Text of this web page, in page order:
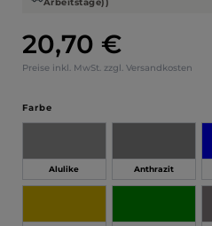
Regulärer Preis:
20,70 €
Preise inkl. MwSt. zzgl. Versandkosten
Farbeauswählen
Alulike Anthrazit